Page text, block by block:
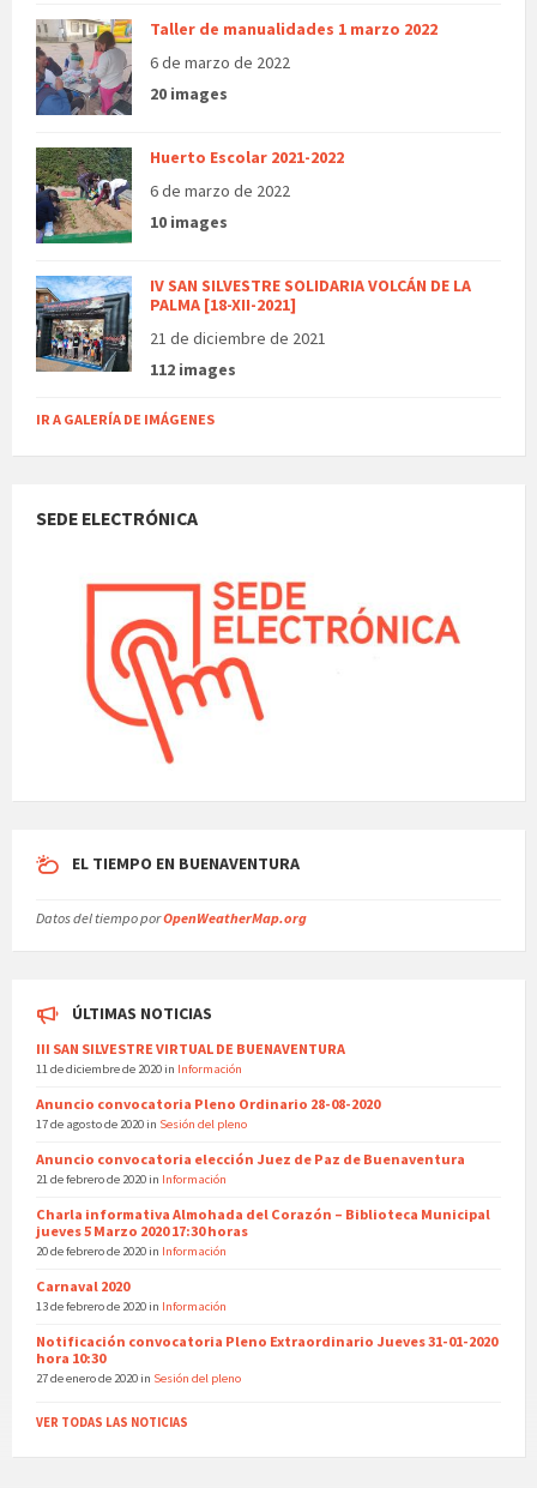
Taller de manualidades 1 marzo 2022
6 de marzo de 2022
20 images
Huerto Escolar 2021-2022
6 de marzo de 2022
10 images
IV SAN SILVESTRE SOLIDARIA VOLCÁN DE LA
PALMA [18-XII-2021]
21 de diciembre de 2021
112 images
IR A GALERÍA DE IMÁGENES
SEDE ELECTRÓNICA
EL TIEMPO EN BUENAVENTURA
Datos del tiempo porOpenWeatherMap.org
ÚLTIMAS NOTICIAS
III SAN SILVESTRE VIRTUAL DE BUENAVENTURA
11 de diciembre de 2020 in Información
Anuncio convocatoria Pleno Ordinario 28-08-2020
17 de agosto de 2020 in Sesión del pleno
Anuncio convocatoria elección Juez de Paz de Buenaventura
21 de febrero de 2020 in Información
Charla informativa Almohada del Corazón – Biblioteca Municipal
jueves 5 Marzo 2020 17:30 horas
20 de febrero de 2020 in Información
Carnaval 2020
13 de febrero de 2020 in Información
Notificación convocatoria Pleno Extraordinario Jueves 31-01-2020
hora 10:30
27 de enero de 2020 in Sesión del pleno
VER TODAS LAS NOTICIAS